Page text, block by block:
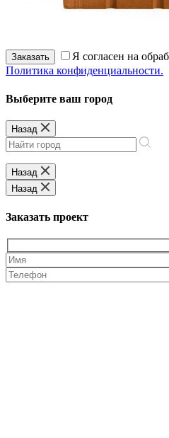
Заказать
Я согласен на
Политика конфиденциальности.
Выберите ваш город
Назад
Назад
Назад
Заказать проект